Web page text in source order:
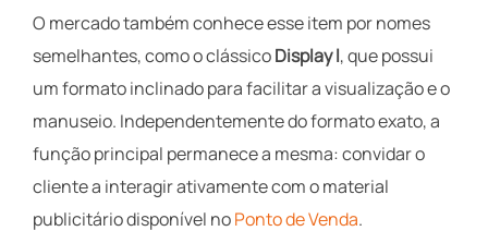
O mercado também conhece esse item por nomes
semelhantes, como o clássicoDisplay l, que possui
um formato inclinado para facilitar a visualização e o
manuseio. Independentemente do formato exato, a
função principal permanece a mesma: convidar o
cliente a interagir ativamente com o material
publicitário disponível noPonto de Venda.